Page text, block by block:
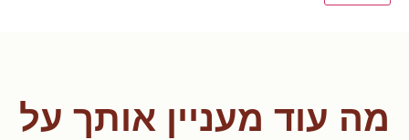
עוד מעניין אותך על